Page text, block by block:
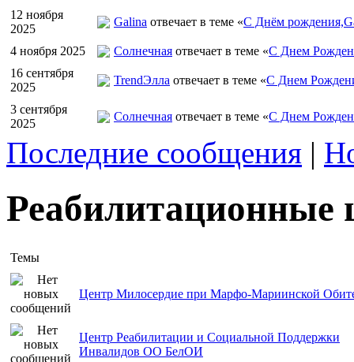
12 ноября
2025
Galina отвечает в теме «С Днём
4 ноября 2025 Солнечная отвечает в теме «С Днем
16 сентября
2025
TrendЭлла отвечает в теме «С Днем
3 сентября
2025
Солнечная отвечает в теме «С Днем
Последние сообщения |
Реабилитационные
Темы
Центр Милосердие при Марфо-Мариинской
Центр Реабилитации и Социальной Поддержки
Инвалидов ОО БелОИ